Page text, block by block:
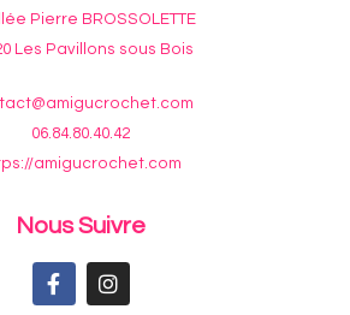
Pierre BROSSOLETTE
Les Pavillons sous Bois
06.84.80.40.42
amigucrochet.com
Nous Suivre